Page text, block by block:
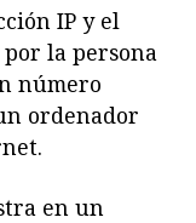
IP y el
la persona
número
ordenador
en un